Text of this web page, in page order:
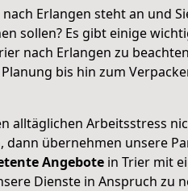
Erlangen steht an und
sollen? Es gibt einige
nach Erlangen zu
bis hin zum
alltäglichen Arbeitsstress
dann übernehmen unsere
Angebote in Trier mit
Dienste in Anspruch zu